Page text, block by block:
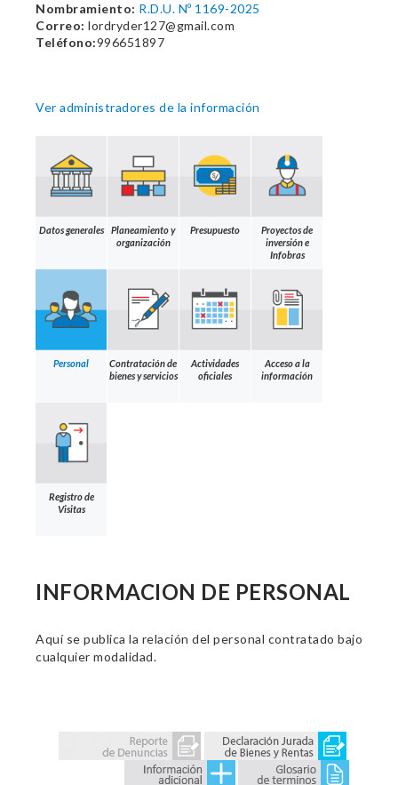
Nombramiento: R.D.U. Nº 1169-2025
Correo: lordryder127@gmail.com
Teléfono:996651897
Ver administradores de la información
Datos generales
Planeamiento y
organización
Presupuesto
Proyectos de
inversión e
Infobras
Personal
Contratación de
bienes y servicios
Actividades
oficiales
Acceso a la
información
Registro de
Visitas
INFORMACION DE PERSONAL
Aquí se publica la relación del personal contratado bajo
cualquier modalidad.